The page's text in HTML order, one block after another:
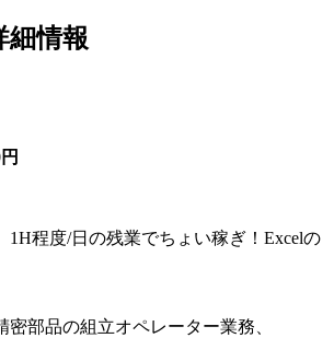
細情報
1H程度/日の残業でちょい稼ぎ！Excelの
密部品の組立オペレーター業務、